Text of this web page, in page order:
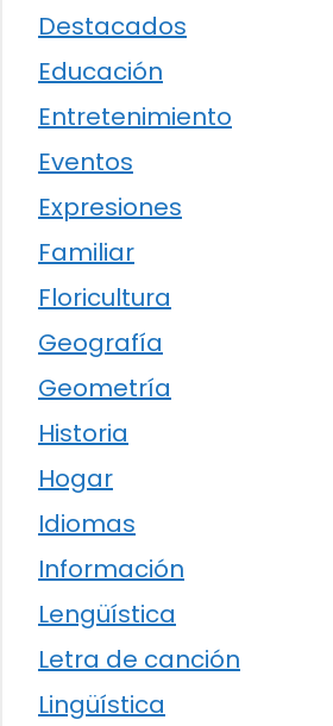
Destacados
Educación
Entretenimiento
Eventos
Expresiones
Familiar
Floricultura
Geografía
Geometría
Historia
Hogar
Idiomas
Información
Lengüística
Letra de canción
Lingüística